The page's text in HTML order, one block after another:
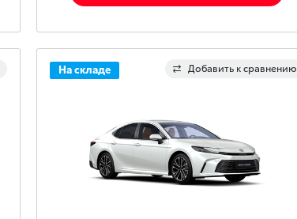
Добавить к сравнению
На складе